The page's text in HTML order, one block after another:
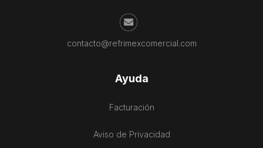
contacto@refrimexcomercial.com
Ayuda
Facturación
Aviso de Privacidad